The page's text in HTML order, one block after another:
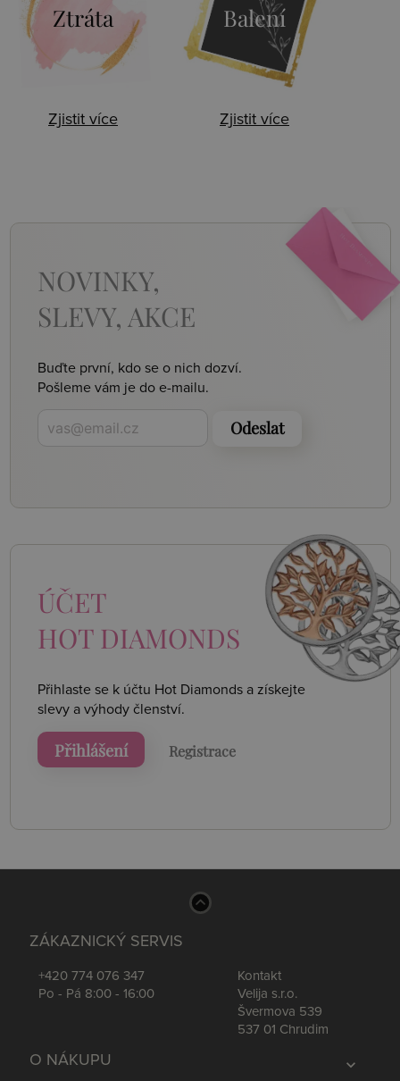
Ztráta
Zjistit více
Balení
Zjistit více
NOVINKY,
SLEVY, AKCE
Buďte první, kdo se o nich dozví.
Pošleme vám je do e-mailu.
Odeslat
ÚČET
HOT DIAMONDS
Přihlaste se k účtu Hot Diamonds a získejte
slevy a výhody členství.
Přihlášení Registrace
ZÁKAZNICKÝ SERVIS
+420 774 076 347
Po - Pá 8:00 - 16:00
Kontakt
Velija s.r.o.
Švermova 539
537 01 Chrudim
expand_more
O NÁKUPU